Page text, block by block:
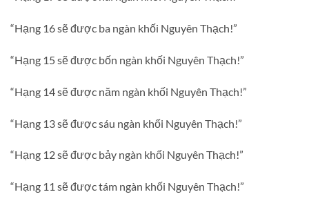
“Hạng 16 sẽ được ba ngàn khối Nguyên Thạch!”
“Hạng 15 sẽ được bốn ngàn khối Nguyên Thạch!”
“Hạng 14 sẽ được năm ngàn khối Nguyên Thạch!”
“Hạng 13 sẽ được sáu ngàn khối Nguyên Thạch!”
“Hạng 12 sẽ được bảy ngàn khối Nguyên Thạch!”
“Hạng 11 sẽ được tám ngàn khối Nguyên Thạch!”